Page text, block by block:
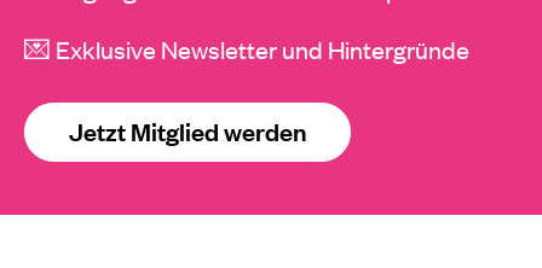
💌 Exklusive Newsletter und Hintergründe
Jetzt Mitglied werden